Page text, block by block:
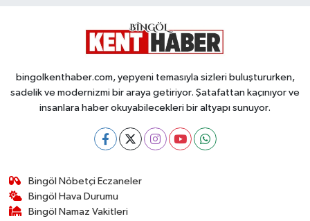
bingolkenthaber.com, yepyeni temasıyla sizleri buluştururken,
sadelik ve modernizmi bir araya getiriyor. Şatafattan kaçınıyor ve
insanlara haber okuyabilecekleri bir altyapı sunuyor.
Bingöl Nöbetçi Eczaneler
Bingöl Hava Durumu
Bingöl Namaz Vakitleri